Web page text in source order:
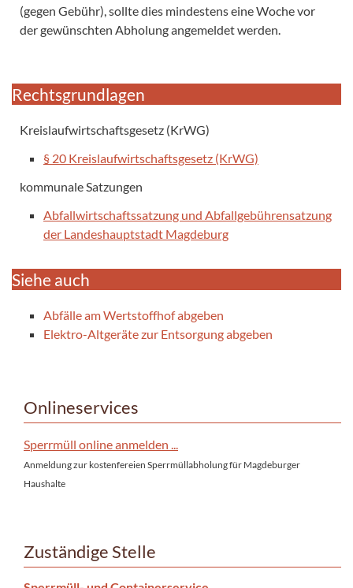
(gegen Gebühr), sollte dies mindestens eine Woche vor
der gewünschten Abholung angemeldet werden.
Rechtsgrundlagen
Kreislaufwirtschaftsgesetz (KrWG)
§ 20 Kreislaufwirtschaftsgesetz (KrWG)
kommunale Satzungen
Abfallwirtschaftssatzung und Abfallgebührensatzung
der Landeshauptstadt Magdeburg
Siehe auch
Abfälle am Wertstoffhof abgeben
Elektro-Altgeräte zur Entsorgung abgeben
Onlineservices
Sperrmüll online anmelden ...
Anmeldung zur kostenfereien Sperrmüllabholung für Magdeburger
Haushalte
Zuständige Stelle